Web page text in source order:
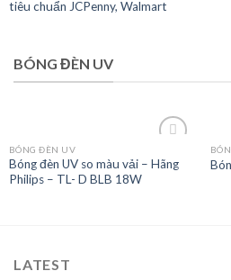
wishlist
tiêu chuẩn JCPenny, Walmart
BÓNG ĐÈN UV
BÓNG ĐÈN UV
Bóng đèn UV so màu vải – Hãng
Philips – TL- D BLB 18W
LATEST